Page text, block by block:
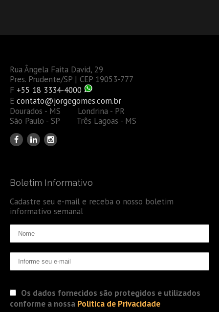
Rua Ângela Faita David, 29
Pres. Prudente/SP | CEP 19053-777
F +55 18 3334-4000
E contato@jorgegomes.com.br
Dourados - MS Londrina - PR
São Paulo - SP Três Lagoas - MS
Boletim Informativo
Cadastre seu e-mail e receba o nosso boletim
informativo semanal
Os dados fornecidos são protegidos e utilizados
conforme a nossa Politica de Privacidade